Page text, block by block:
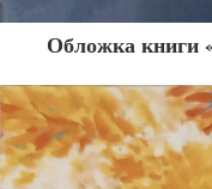
Обложка книги